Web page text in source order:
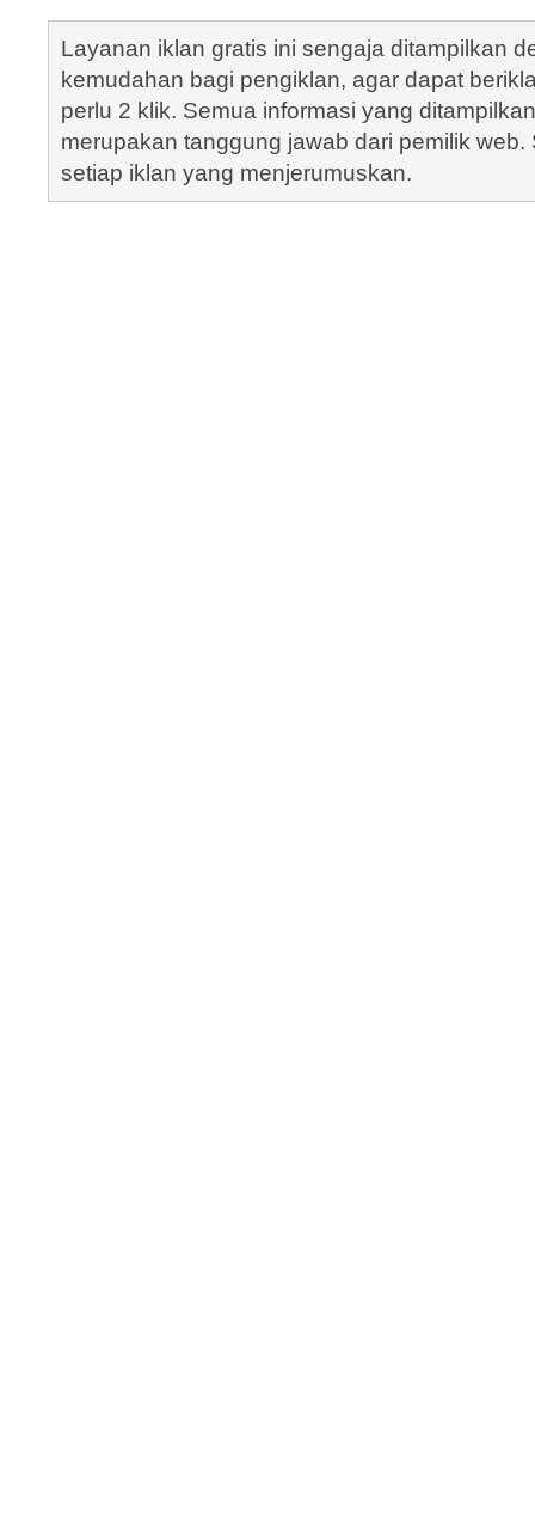
Layanan iklan gratis ini sengaja ditampilkan
kemudahan bagi pengiklan, agar dapat
perlu 2 klik. Semua informasi yang
merupakan tanggung jawab dari pemilik
setiap iklan yang menjerumuskan.